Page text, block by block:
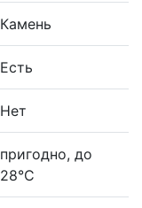
Камень
Есть
Нет
пригодно, до
28°С